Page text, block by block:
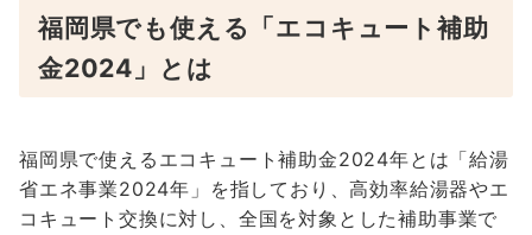
福岡県でも使える「エコキュート補助
金2024」とは
福岡県で使えるエコキュート補助金2024年とは「給湯
省エネ事業2024年」を指しており、高効率給湯器やエ
コキュート交換に対し、全国を対象とした補助事業で